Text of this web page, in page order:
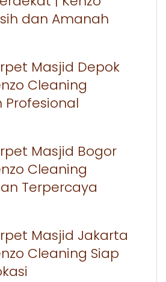
dan Amanah
Masjid Depok
Cleaning
Masjid Bogor
Cleaning
Terpercaya
Masjid Jakarta
Cleaning Siap